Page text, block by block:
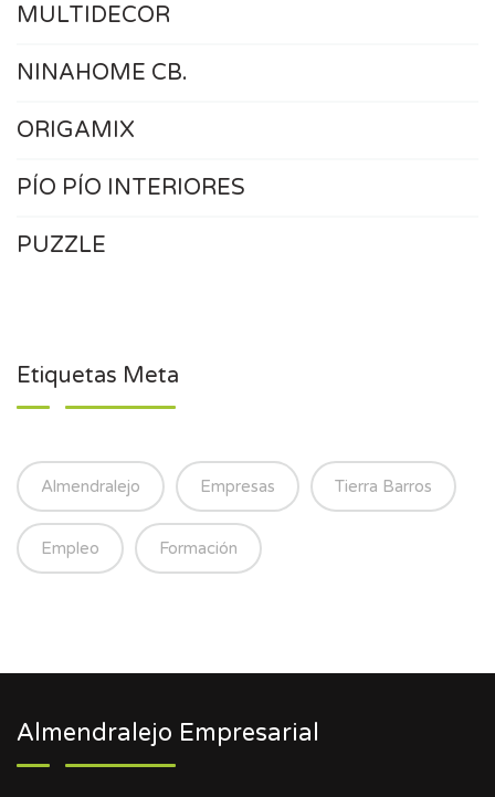
MULTIDECOR
NINAHOME CB.
ORIGAMIX
PÍO PÍO INTERIORES
PUZZLE
Etiquetas Meta
Almendralejo Empresas Tierra Barros
Empleo Formación
Almendralejo Empresarial